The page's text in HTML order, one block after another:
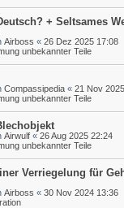
+ Seltsames
Airboss « 26 Dez 2025 17:08
unbekannter Teile
Compassipedia « 21 Nov
unbekannter Teile
Airwulf « 26 Aug 2025 22:24
unbekannter Teile
Verriegelung für
Airboss « 30 Nov 2024 13:36